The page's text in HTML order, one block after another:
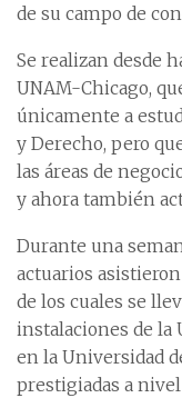
de su campo de
Se realizan desde
UNAM-Chicago,
únicamente a
y Derecho, pero
las áreas de
y ahora también
Durante una
actuarios
de los cuales se
instalaciones de la
en la Universidad
prestigiadas a